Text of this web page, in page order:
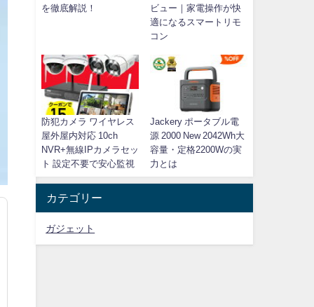
を徹底解説！
ビュー｜家電操作が快
適になるスマートリモ
コン
防犯カメラ ワイヤレス
屋外屋内対応 10ch
NVR+無線IPカメラセッ
ト 設定不要で安心監視
Jackery ポータブル電
源 2000 New 2042Wh大
容量・定格2200Wの実
力とは
カテゴリー
ガジェット